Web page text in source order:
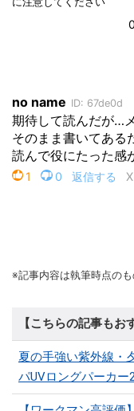
※記事内容は執筆時点の
【こちらの記事もお
夏の手強い紫外線・
パUVロングパーカー